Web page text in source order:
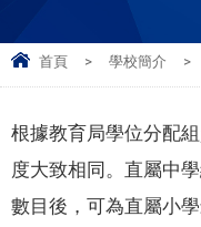
首頁 > 學校簡介 >
根據教育局學位分配
度大致相同。直屬中
數目後，可為直屬小